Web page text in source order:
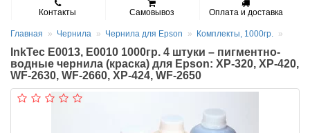
Контакты Самовывоз Оплата и доставка
Главная Чернила Чернила для Epson Комплекты, 1000гр.
InkTec E0013, E0010 1000гр. 4 штуки – пигментно-
водные чернила (краска) для Epson: XP-320, XP-420,
WF-2630, WF-2660, XP-424, WF-2650